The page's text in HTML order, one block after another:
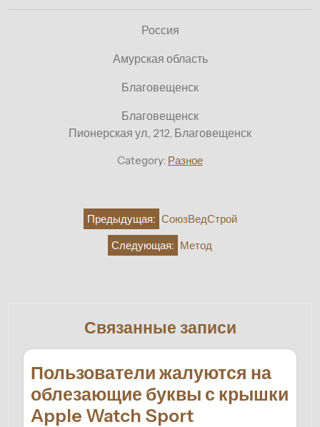
Россия
Амурская область
Благовещенск
Благовещенск
Пионерская ул., 212, Благовещенск
Category: Разное
НавигацияПредыдущая: СоюзВедСтрой
Следующая: Метод
Связанные записи
Пользователи жалуются на
облезающие буквы с крышки
Apple Watch Sport